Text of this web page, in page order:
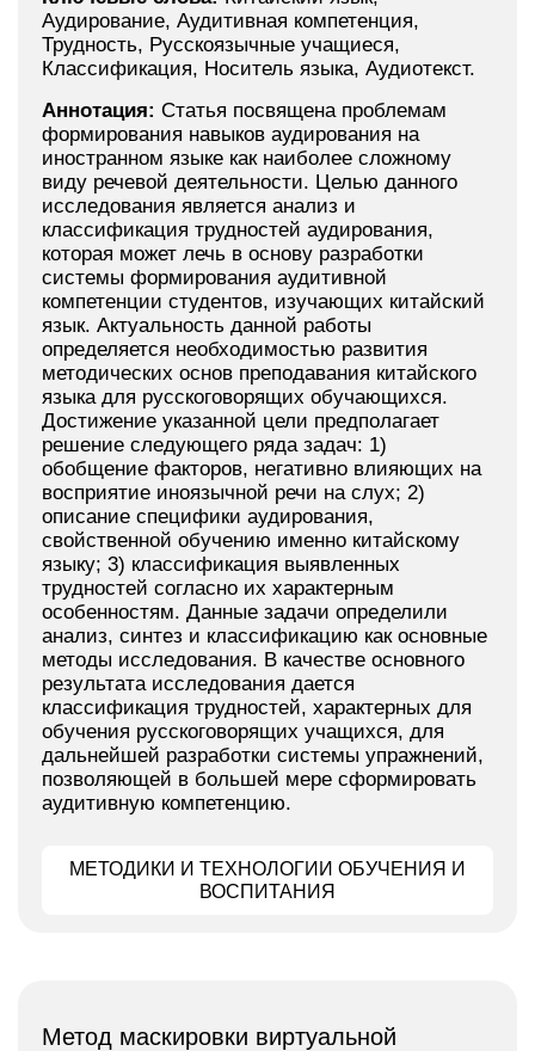
Аудирование, Аудитивная компетенция,
Трудность, Русскоязычные учащиеся,
Классификация, Носитель языка, Аудиотекст.
Аннотация: Статья посвящена проблемам
формирования навыков аудирования на
иностранном языке как наиболее сложному
виду речевой деятельности. Целью данного
исследования является анализ и
классификация трудностей аудирования,
которая может лечь в основу разработки
системы формирования аудитивной
компетенции студентов, изучающих китайский
язык. Актуальность данной работы
определяется необходимостью развития
методических основ преподавания китайского
языка для русскоговорящих обучающихся.
Достижение указанной цели предполагает
решение следующего ряда задач: 1)
обобщение факторов, негативно влияющих на
восприятие иноязычной речи на слух; 2)
описание специфики аудирования,
свойственной обучению именно китайскому
языку; 3) классификация выявленных
трудностей согласно их характерным
особенностям. Данные задачи определили
анализ, синтез и классификацию как основные
методы исследования. В качестве основного
результата исследования дается
классификация трудностей, характерных для
обучения русскоговорящих учащихся, для
дальнейшей разработки системы упражнений,
позволяющей в большей мере сформировать
аудитивную компетенцию.
МЕТОДИКИ И ТЕХНОЛОГИИ ОБУЧЕНИЯ И
ВОСПИТАНИЯ
Метод маскировки виртуальной